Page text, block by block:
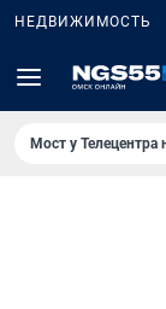
НЕДВИЖИМОСТЬ
Мост у Телецентра